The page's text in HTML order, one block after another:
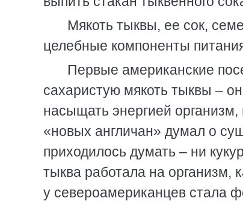
Мякоть тыквы, ее сок,
целебные компоненты
Первые американские
сахаристую мякоть тыквы –
насыщать энергией
«новых англичан» думал о
приходилось думать – ни
тыква работала на организм,
у североамериканцев стала